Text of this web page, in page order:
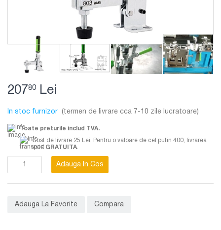
20780 Lei
In stoc furnizor (termen de livrare cca 7-10 zile lucratoare)
Toate preturile includ TVA.
Cost de livrare 25 Lei. Pentru o valoare de cel putin 400, livrarea
este GRATUITA
Adauga In Cos
Adauga La Favorite Compara